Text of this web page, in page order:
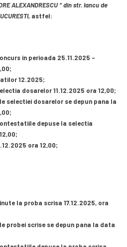
ALEXANDRESCU “ din str. Iancu de
astfel:
in perioada 25.11.2025 –
12.2025;
dosarelor 11.12.2025 ora 12,00;
selectiei dosarelor se depun pana la
depuse la selectia
ora 12,00;
la proba scrisa 17.12.2025, ora
probei scrise se depun pana la data